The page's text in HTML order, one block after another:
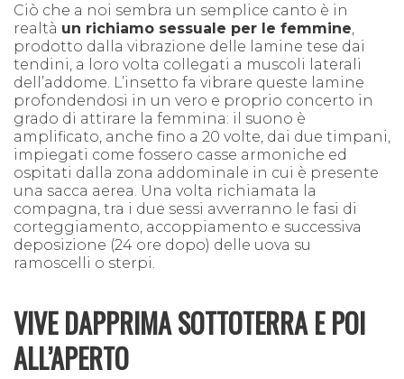
Ciò che a noi sembra un semplice canto è in
realtà un richiamo sessuale per le femmine,
prodotto dalla vibrazione delle lamine tese dai
tendini, a loro volta collegati a muscoli laterali
dell’addome. L’insetto fa vibrare queste lamine
profondendosi in un vero e proprio concerto in
grado di attirare la femmina: il suono è
amplificato, anche fino a 20 volte, dai due timpani,
impiegati come fossero casse armoniche ed
ospitati dalla zona addominale in cui è presente
una sacca aerea. Una volta richiamata la
compagna, tra i due sessi avverranno le fasi di
corteggiamento, accoppiamento e successiva
deposizione (24 ore dopo) delle uova su
ramoscelli o sterpi.
VIVE DAPPRIMA SOTTOTERRA E POI
ALL’APERTO